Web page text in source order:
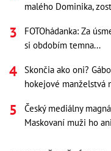
malého Dominika,
FOTOhádanka: Za
si obdobím temna...
Skončia ako oni?
hokejové manželstvá
Český mediálny
Maskovaní muži ho